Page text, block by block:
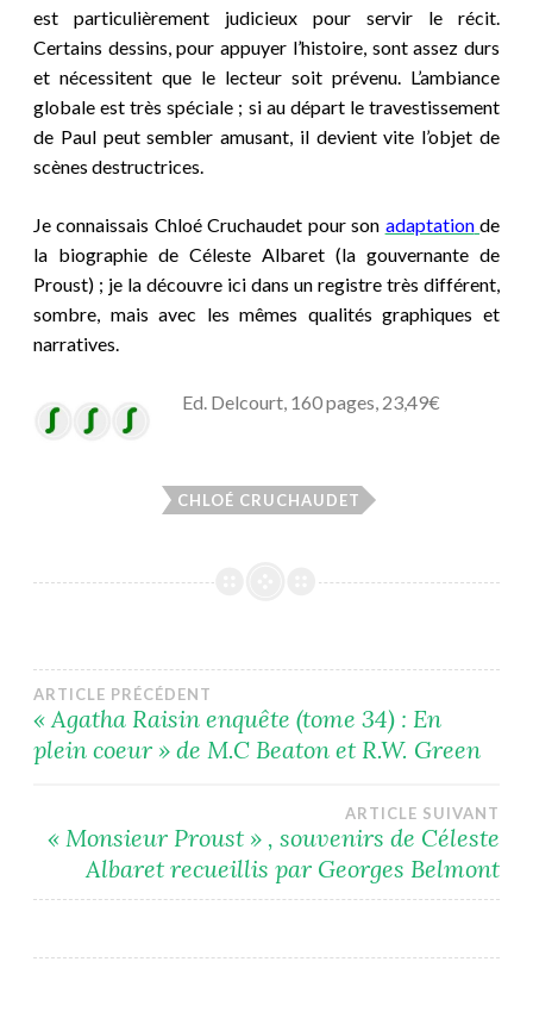
est particulièrement judicieux pour servir le récit.
Certains dessins, pour appuyer l’histoire, sont assez durs
et nécessitent que le lecteur soit prévenu. L’ambiance
globale est très spéciale ; si au départ le travestissement
de Paul peut sembler amusant, il devient vite l’objet de
scènes destructrices.
Je connaissais Chloé Cruchaudet pour son adaptation de
la biographie de Céleste Albaret (la gouvernante de
Proust) ; je la découvre ici dans un registre très différent,
sombre, mais avec les mêmes qualités graphiques et
narratives.
Ed. Delcourt, 160 pages, 23,49€
CHLOÉ CRUCHAUDET
Navigation
de
l’article
ARTICLE PRÉCÉDENT
« Agatha Raisin enquête (tome 34) : En
plein coeur » de M.C Beaton et R.W. Green
ARTICLE SUIVANT
« Monsieur Proust » , souvenirs de Céleste
Albaret recueillis par Georges Belmont